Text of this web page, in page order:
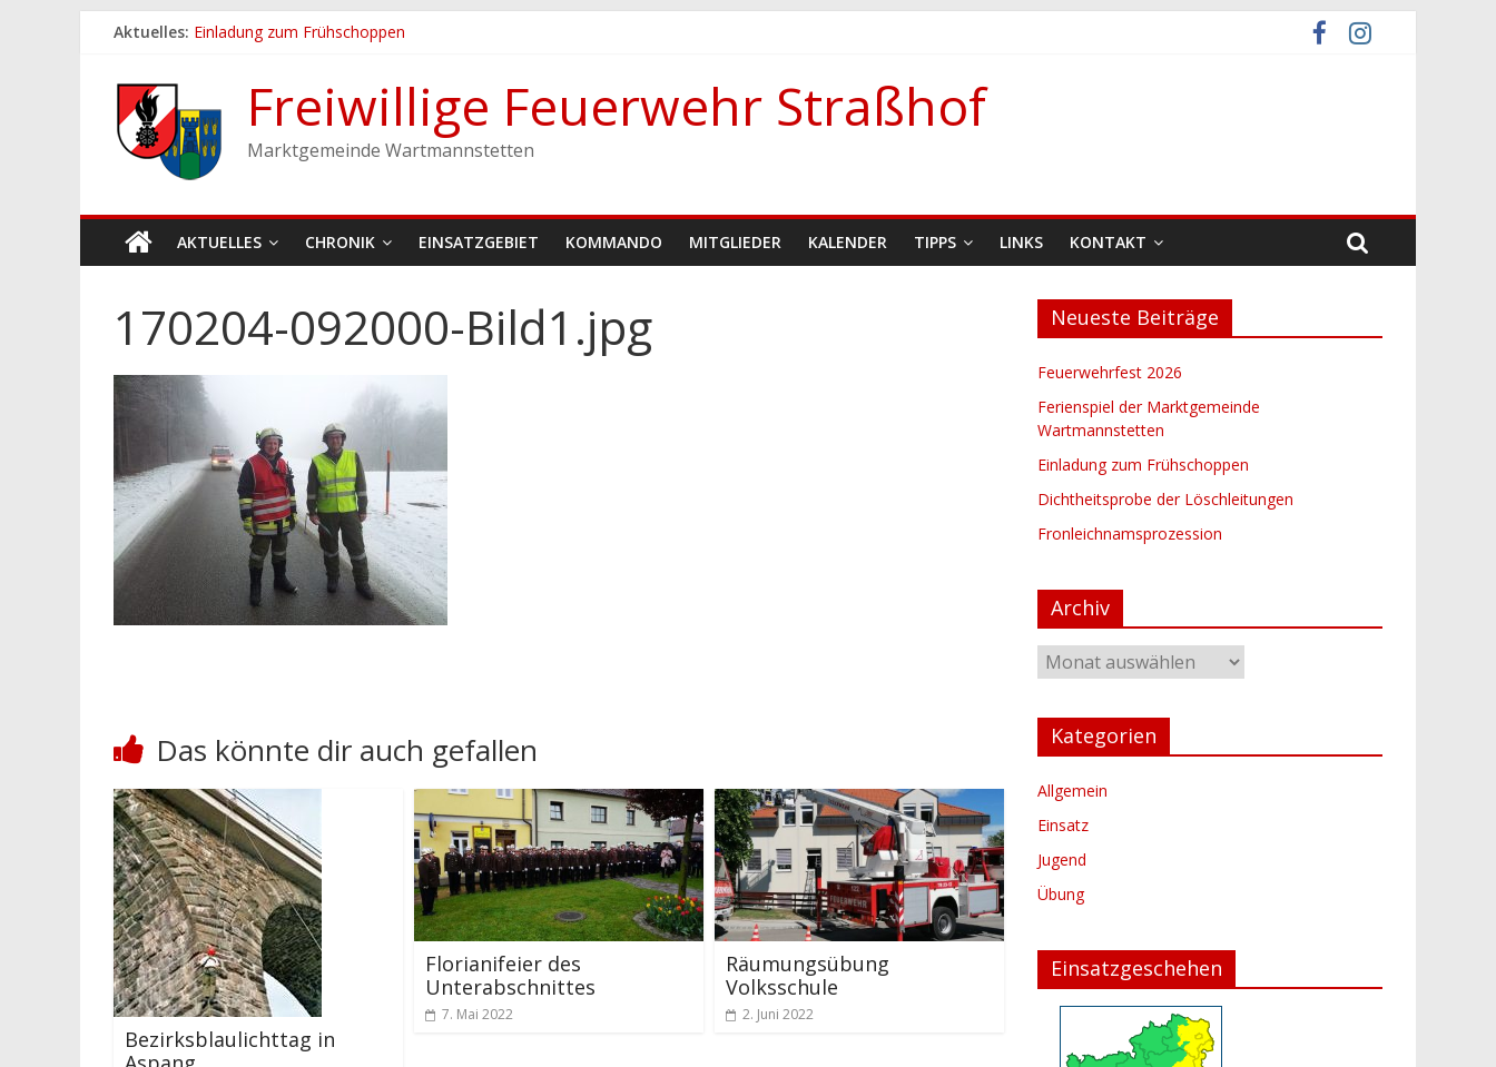
Zum
springen
Aktuelles: Einladung zum Frühschoppen
Feuerwehrfest 2026
Ferienspiel der Marktgemeinde Wartmannstetten
Freiwillige Feuerwehr Straßhof
Marktgemeinde Wartmannstetten
AKTUELLES CHRONIK EINSATZGEBIET KOMMANDO MITGLIEDER KALENDER TIPPS LINKS KONTAKT
170204-092000-Bild1.jpg
Das könnte dir auch gefallen
Bezirksblaulichttag in
Florianifeier des
Unterabschnittes
7. Mai 2022
Räumungsübung
Volksschule
2. Juni 2022
Neueste Beiträge
Feuerwehrfest 2026
Ferienspiel der Marktgemeinde
Wartmannstetten
Einladung zum Frühschoppen
Dichtheitsprobe der Löschleitungen
Fronleichnamsprozession
Archiv
Archiv
Kategorien
Allgemein
Einsatz
Jugend
Übung
Einsatzgeschehen